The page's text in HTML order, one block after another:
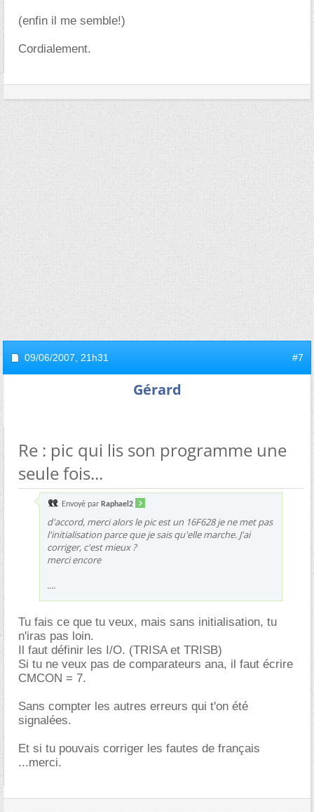
(enfin il me semble!)
Cordialement.
09/06/2007, 21h31 #7
Gérard
Re : pic qui lis son programme une
seule fois...
Envoyé par Raphael2
d'accord, merci alors le pic est un 16F628 je ne met pas
l'initialisation parce que je sais qu'elle marche. J'ai
corriger, c'est mieux ?
merci encore
....
Tu fais ce que tu veux, mais sans initialisation, tu
n'iras pas loin.
Il faut définir les I/O. (TRISA et TRISB)
Si tu ne veux pas de comparateurs ana, il faut écrire
CMCON = 7.
Sans compter les autres erreurs qui t'on été
signalées.
Et si tu pouvais corriger les fautes de français
...merci.